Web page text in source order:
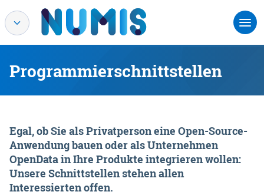
Programmierschnittstellen
Egal, ob Sie als Privatperson eine Open-Source-
Anwendung bauen oder als Unternehmen
OpenData in Ihre Produkte integrieren wollen:
Unsere Schnittstellen stehen allen
Interessierten offen.